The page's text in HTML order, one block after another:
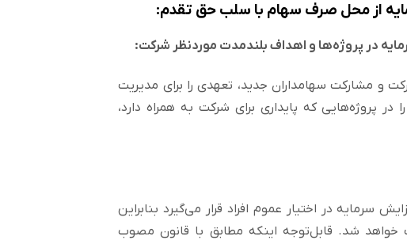
از محل صرف سهام با سلب حق تقدم:
و مشارکت سهامداران جدید، تعهدی را برای مدیریت
پروژه‌هایی که پایداری برای شرکت به همراه دارد،
سرمایه در اختیار عموم افراد قرار می‌گیرد بنابراین
خواهد شد. قابل‌توجه اینکه مطابق با قانون مصوب